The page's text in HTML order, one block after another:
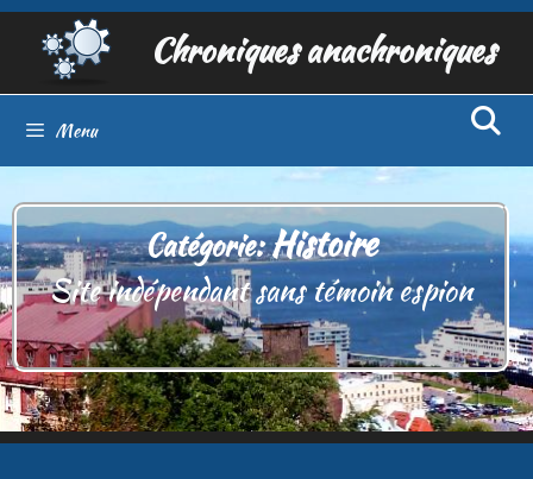
Aller
contenu
Chroniques anachroniques
Menu
Catégorie:Histoire
Site indépendant sans témoin espion